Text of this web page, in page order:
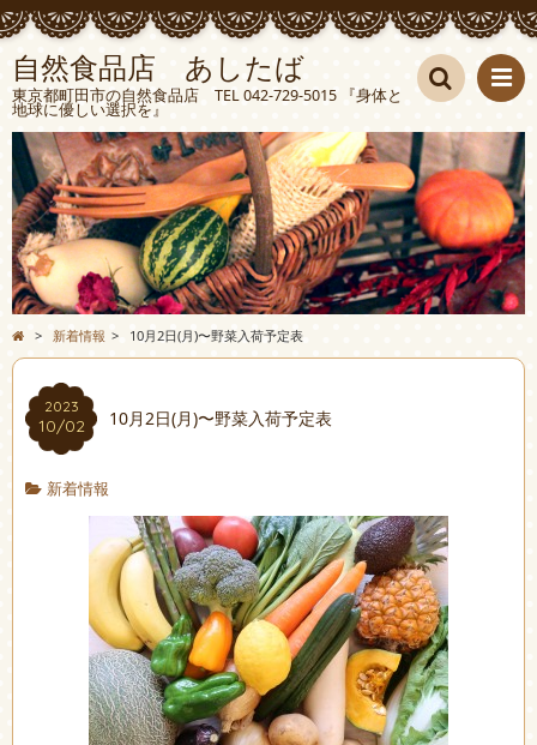
自然食品店 あしたば
東京都町田市の自然食品店 TEL 042-729-5015 『身体と
地球に優しい選択を』 検索
> 新着情報 > 10月2日(月)〜野菜入荷予定表
2023
10/02 10月2日(月)〜野菜入荷予定表
新着情報